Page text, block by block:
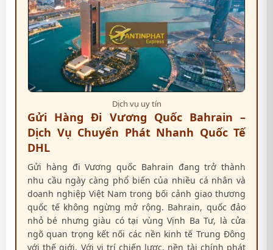
Dịch vụ uy tín
Gửi Hàng Đi Vương Quốc Bahrain –
Dịch Vụ Chuyển Phát Nhanh Quốc Tế
DHL
Gửi hàng đi Vương quốc Bahrain đang trở thành
nhu cầu ngày càng phổ biến của nhiều cá nhân và
doanh nghiệp Việt Nam trong bối cảnh giao thương
quốc tế không ngừng mở rộng. Bahrain, quốc đảo
nhỏ bé nhưng giàu có tại vùng Vịnh Ba Tư, là cửa
ngõ quan trọng kết nối các nền kinh tế Trung Đông
với thế giới. Với vị trí chiến lược, nền tài chính phát